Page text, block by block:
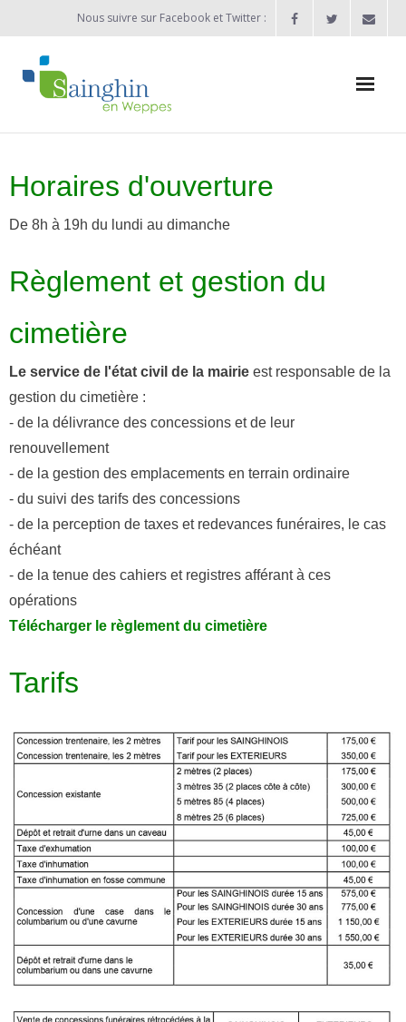
Nous suivre sur Facebook et Twitter :
Agenda
Enfance / Jeunesse
- Allocation d’études 2025/2026
- - Ecole Maternelle Thomas Pesquet
- - Ecole Yann Arthus-Bertrand
- - Ecole Sainte Marie
- Loisirs
- - Centres de loisirs
- - Mercredis récréatifs
- - Espace jeunes 12 / 17 ans
- - Conseil Municipal Jeunes
- - Recrutement animateurs
- Petite enfance
- - Maison de la Petite Enfance De Bulle en Bulles
- - Micro-Crèches Atomes Crèchus
- - Micro-Crèches Léa et Léo / Hapili
- - - Hapili Gare par Léa et Léo
Horaires d'ouverture
De 8h à 19h du lundi au dimanche
Règlement et gestion du
cimetière
Le service de l'état civil de la mairie est responsable de la
gestion du cimetière :
- de la délivrance des concessions et de leur
renouvellement
- de la gestion des emplacements en terrain ordinaire
- du suivi des tarifs des concessions
- de la perception de taxes et redevances funéraires, le cas
échéant
- de la tenue des cahiers et registres afférant à ces
opérations
Télécharger le règlement du cimetière
Tarifs